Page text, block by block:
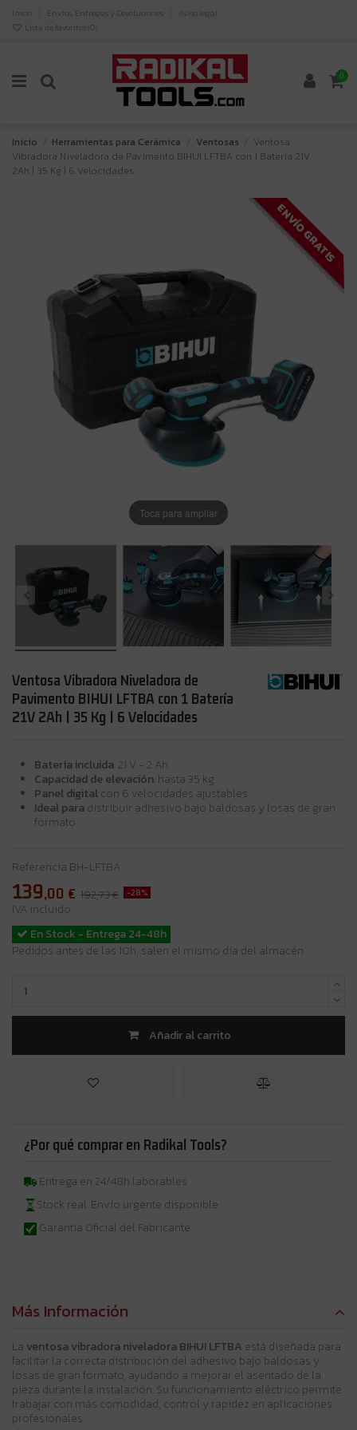
Inicio Envíos, Entregas y Devoluciones
Aviso legal
Lista de favoritos ( 0)
0
Inicio Herramientas para Cerámica Ventosas
Ventosa
Vibradora Niveladora de Pavimento BIHUI LFTBA con 1 Batería 21V
2Ah | 35 Kg | 6 Velocidades
ENVÍO GRATIS
Toca para ampliar
Ventosa Vibradora Niveladora de
Pavimento BIHUI LFTBA con 1 Batería
21V 2Ah | 35 Kg | 6 Velocidades
Batería incluida : 21 V - 2 Ah.
Capacidad de elevación : hasta 35 kg.
Panel digitalcon 6 velocidades ajustables.
Ideal para distribuir adhesivo bajo baldosas y losas de gran
formato.
Referencia BH-LFTBA
139,00 € 192,73 € -28%
IVA incluido
En Stock - Entrega 24-48h
Pedidos antes de las 10h, salen el mismo día del almacén.
Añadir al carrito
¿Por qué comprar en Radikal Tools?
Entrega en 24/48h laborables
Stock real. Envío urgente disponible
Garantia Oficial del Fabricante
Más Información
La ventosa vibradora niveladora BIHUI LFTBA está diseñada para
facilitar la correcta distribución del adhesivo bajo baldosas y
losas de gran formato, ayudando a mejorar el asentado de la
pieza durante la instalación. Su funcionamiento eléctrico permite
trabajar con más comodidad, control y rapidez en aplicaciones
profesionales.